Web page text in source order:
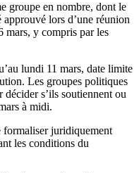
groupe en nombre, dont le
approuvé lors d’une réunion
mars, y compris par les
lundi 11 mars, date limite
Les groupes politiques
s’ils soutiennent ou
à midi.
formaliser juridiquement
les conditions du